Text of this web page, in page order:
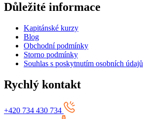
Důležité informace
Kapitánské kurzy
Blog
Obchodní podmínky
Storno podmínky
Souhlas s poskytnutím osobních údajů
Rychlý kontakt
+420 734 430 734